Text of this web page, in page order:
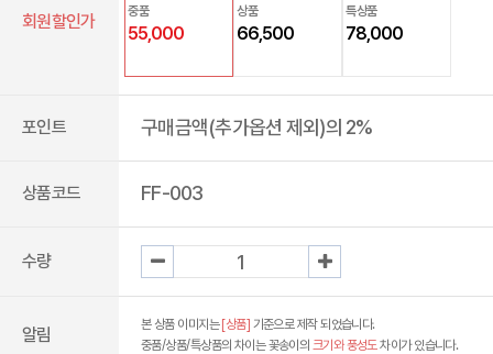
회원할인가
중품
55,000
상품
66,500
특상품
78,000
포인트 구매금액(추가옵션 제외)의 2%
상품코드 FF-003
수량
알림 본 상품 이미지는 [상품] 기준으로 제작 되었습니다.
중품/상품/특상품의 차이는 꽃송이의 크기와 풍성도차이가 있습니다.